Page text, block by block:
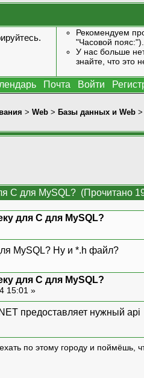
.
Рекомендуем
"Часовой пояс:").
У нас больше
знайте, что это
Почта Войти
> Web > Базы данных и Web
C для MySQL? (Прочитано
для C для MySQL?
MySQL? Ну и *.h файл?
для C для MySQL?
15:01 »
предоставляет нужный api
по этому городу и